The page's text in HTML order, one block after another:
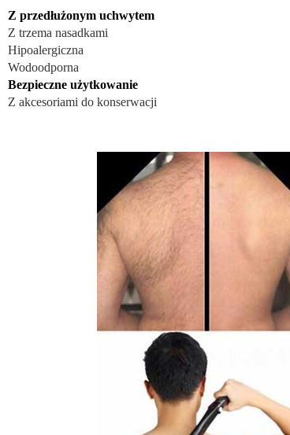
Z przedłużonym uchwytem
Z trzema nasadkami
Hipoalergiczna
Wodoodporna
Bezpieczne użytkowanie
Z akcesoriami do konserwacji